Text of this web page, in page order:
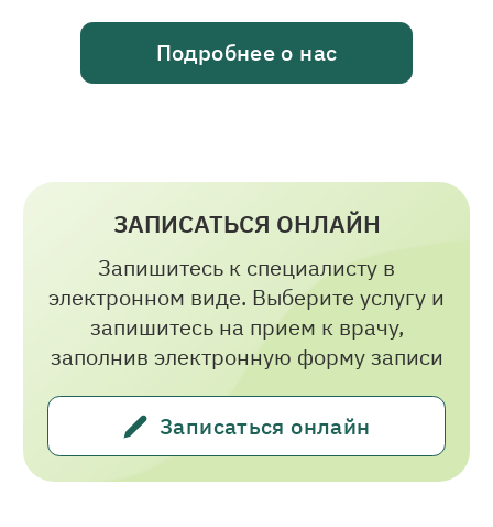
Подробнее о нас
ЗАПИСАТЬСЯ ОНЛАЙН
Запишитесь к специалисту в
электронном виде. Выберите услугу и
запишитесь на прием к врачу,
заполнив электронную форму записи
Мы запишем вас на прием к
выбранному вами специалисту в
Записаться онлайн